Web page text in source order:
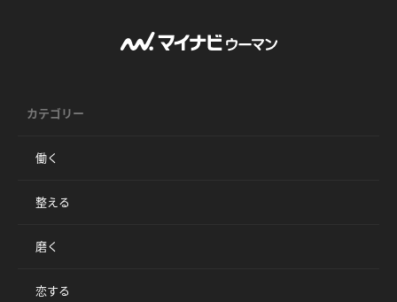
カテゴリー
働く
整える
磨く
恋する